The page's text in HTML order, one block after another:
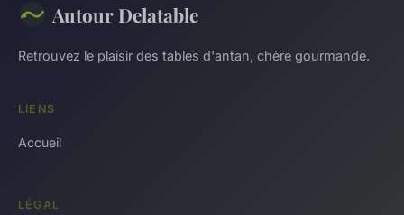
Autour Delatable
Retrouvez le plaisir des tables d'antan, chère gourmande.
LIENS
Accueil
LÉGAL